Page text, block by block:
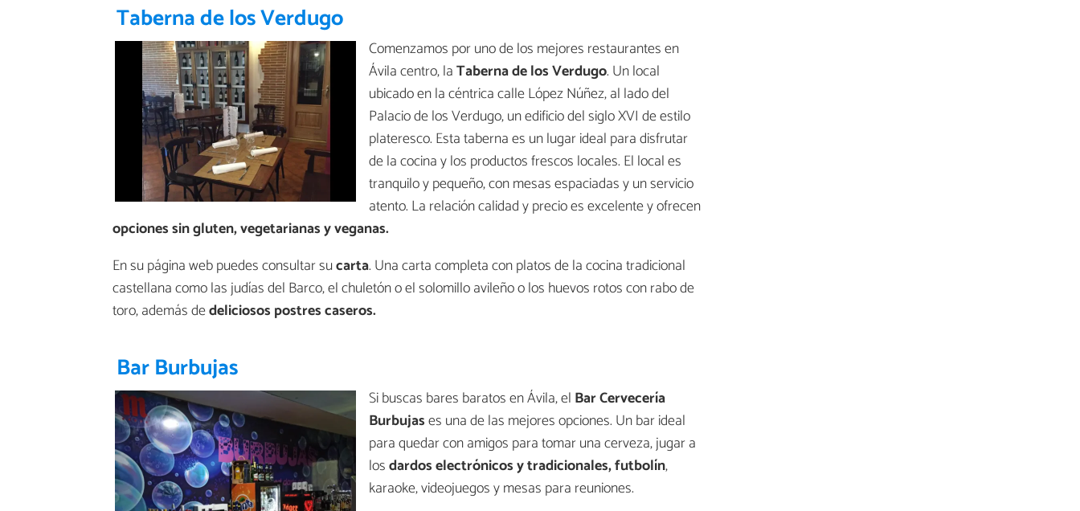
Taberna de los Verdugo
Comenzamos por uno de los mejores restaurantes en
Ávila centro, laTaberna de los Verdugo. Un local
ubicado en la céntrica calle López Núñez, al lado del
Palacio de los Verdugo, un edificio del siglo XVI de estilo
plateresco. Esta taberna es un lugar ideal para disfrutar
de la cocina y los productos frescos locales. El local es
tranquilo y pequeño, con mesas espaciadas y un servicio
atento. La relación calidad y precio es excelente y ofrecen
opciones sin gluten, vegetarianas y veganas.
En su página web puedes consultar sucarta. Una carta completa con platos de la cocina tradicional
castellana como las judías del Barco, el chuletón o el solomillo avileño o los huevos rotos con rabo de
toro, además dedeliciosos postres caseros.
Bar Burbujas
Si buscas bares baratos en Ávila, el Bar Cervecería
Burbujases una de las mejores opciones. Un bar ideal
para quedar con amigos para tomar una cerveza, jugar a
losdardos electrónicos y tradicionales, futbolín,
karaoke, videojuegos y mesas para reuniones.